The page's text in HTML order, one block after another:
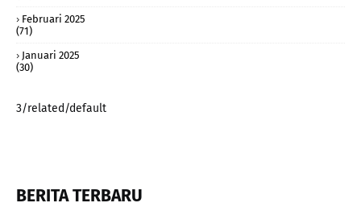
Februari 2025
(71)
Januari 2025
(30)
3/related/default
BERITA TERBARU